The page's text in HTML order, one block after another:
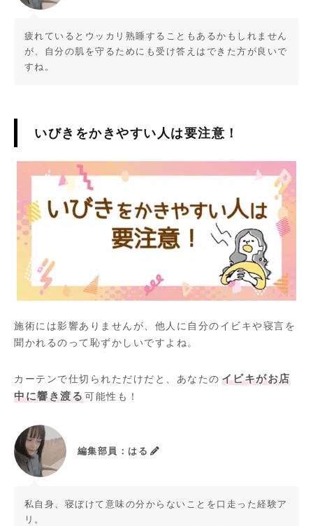
疲れているとウッカリ熟睡することもあるかもしれません
が、自分の肌を守るためにも受け答えはできた方が良いで
すね。
いびきをかきやすい人は要注意！
施術には影響ありませんが、他人に自分のイビキや寝言を
聞かれるのって恥ずかしいですよね。
カーテンで仕切られただけだと、あなたの イビキがお店
中に響き渡る可能性も！
編集部員：はる
私自身、寝ぼけて意味の分からないことを口走った経験ア
リ。